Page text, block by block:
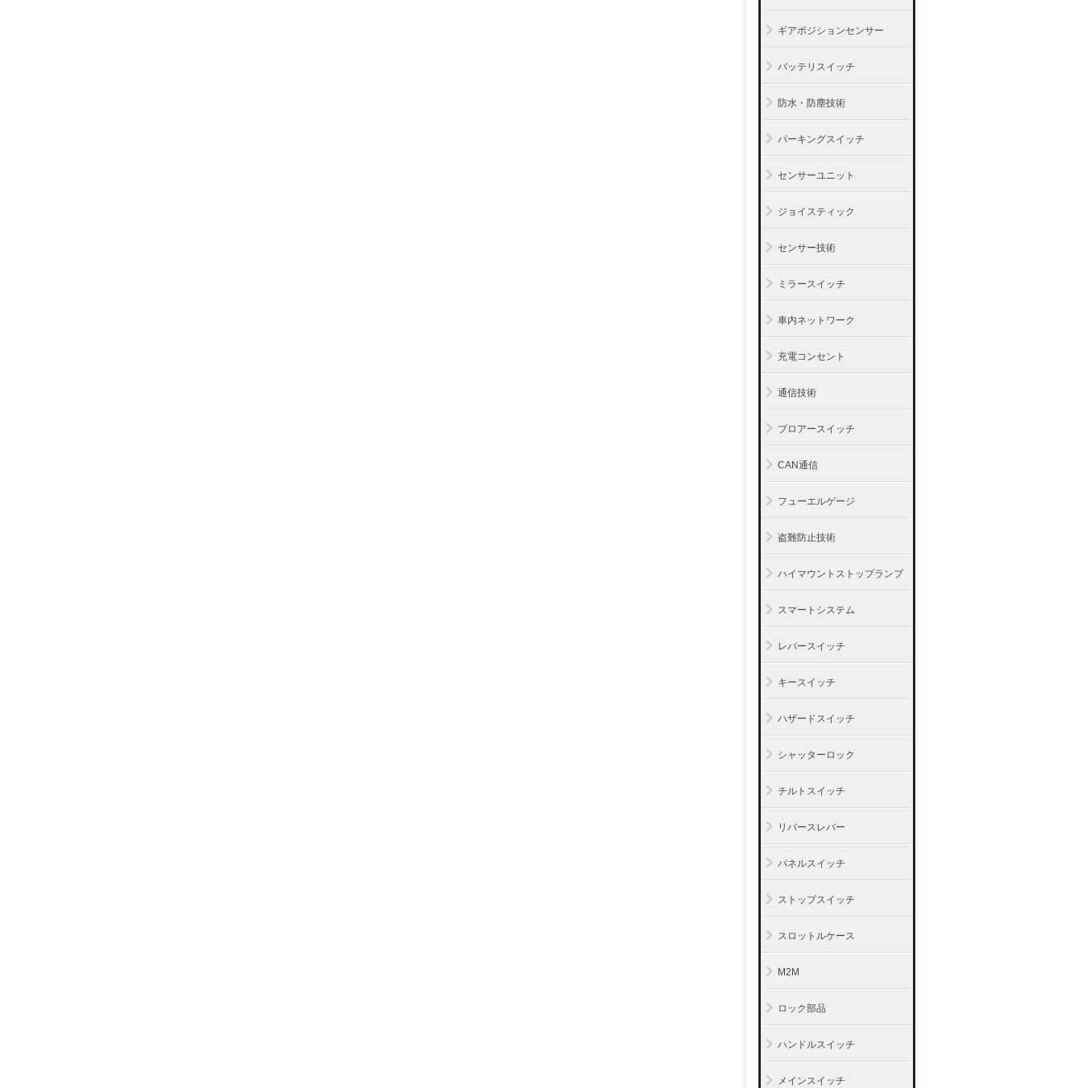
ギアポジションセンサー
バッテリスイッチ
防水・防塵技術
パーキングスイッチ
センサーユニット
ジョイスティック
センサー技術
ミラースイッチ
車内ネットワーク
充電コンセント
通信技術
ブロアースイッチ
CAN通信
フューエルゲージ
盗難防止技術
ハイマウントストップランプ
スマートシステム
レバースイッチ
キースイッチ
ハザードスイッチ
シャッターロック
チルトスイッチ
リバースレバー
パネルスイッチ
ストップスイッチ
スロットルケース
M2M
ロック部品
ハンドルスイッチ
メインスイッチ